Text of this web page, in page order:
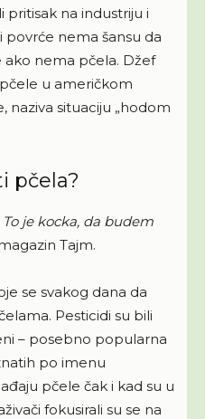
pritisak na industriju i
povrće nema šansu da
ako nema pčela. Džef
u američkom
naziva situaciju „hodom
pčela?
je kocka, da budem
Tajm.
se svakog dana da
Pesticidi su bili
– posebno popularna
po imenu
pčele čak i kad su u
fokusirali su se na